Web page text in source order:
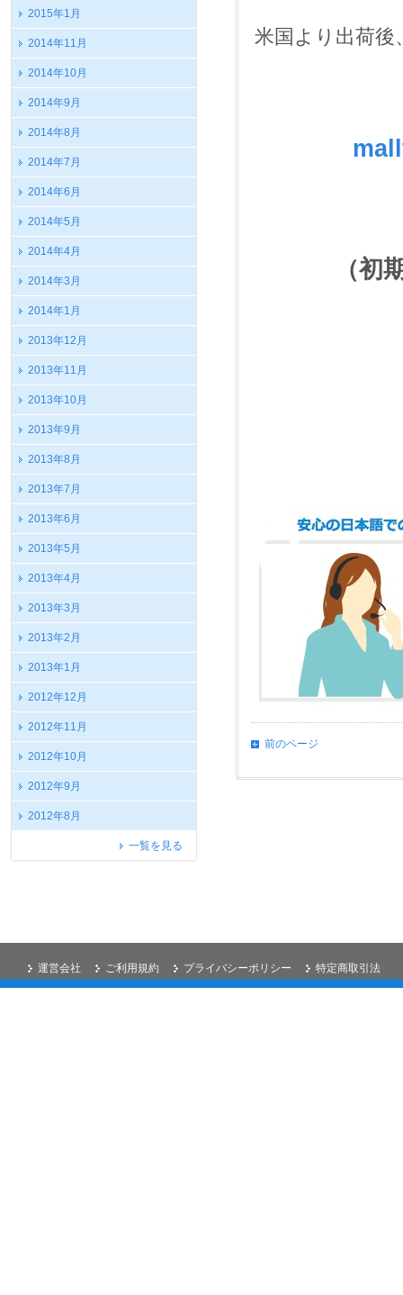
2015年1月
2014年11月
2014年10月
2014年9月
2014年8月
2014年7月
2014年6月
2014年5月
2014年4月
2014年3月
2014年1月
2013年12月
2013年11月
2013年10月
2013年9月
2013年8月
2013年7月
2013年6月
2013年5月
2013年4月
2013年3月
2013年2月
2013年1月
2012年12月
2012年11月
2012年10月
2012年9月
2012年8月
一覧を見る
米国より出荷後
（初
前のページ
特定商取引法
プライバシーポリシー
ご利用規約
運営会社